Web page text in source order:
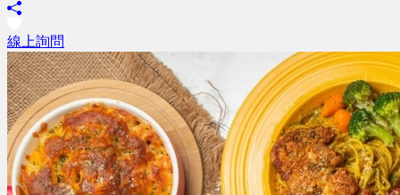
線上詢問